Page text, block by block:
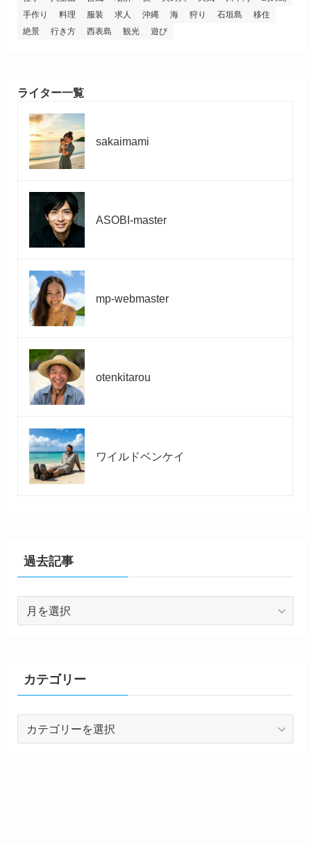
手作り
料理 服装 求人 沖縄 海 狩り 石垣島
移住
絶景
行き方 西表島 観光 遊び
ライター一覧
sakaimami
ASOBI-master
mp-webmaster
otenkitarou
ワイルドベンケイ
過去記事
カテゴリー